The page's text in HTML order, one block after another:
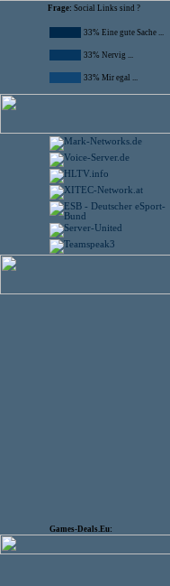
Frage: Social Links sind ?
33% Eine gute Sache ...
33% Nervig ...
33% Mir egal ...
Games-Deals.Eu: